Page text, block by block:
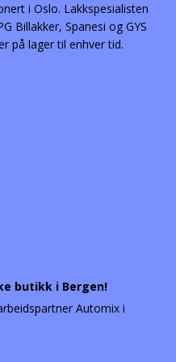
i Oslo. Lakkspesialisten
Billakker, Spanesi og GYS
på lager til enhver tid.
butikk i Bergen!
Automix i